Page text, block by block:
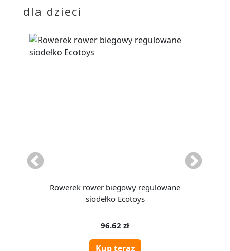
dla dzieci